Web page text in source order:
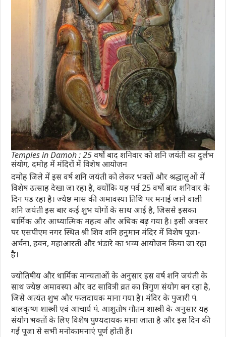
Temples in Damoh : 25 वर्षों बाद शनिवार को शनि जयंती का दुर्लभ
संयोग, दमोह में मंदिरों में विशेष आयोजन
दमोह जिले में इस वर्ष शनि जयंती को लेकर भक्तों और श्रद्धालुओं में
विशेष उत्साह देखा जा रहा है, क्योंकि यह पर्व 25 वर्षों बाद शनिवार के
दिन पड़ रहा है। ज्येष्ठ मास की अमावस्या तिथि पर मनाई जाने वाली
शनि जयंती इस बार कई शुभ योगों के साथ आई है, जिससे इसका
धार्मिक और आध्यात्मिक महत्व और अधिक बढ़ गया है। इसी अवसर
पर एसपीएम नगर स्थित श्री शिव शनि हनुमान मंदिर में विशेष पूजा-
अर्चना, हवन, महाआरती और भंडारे का भव्य आयोजन किया जा रहा
है।
ज्योतिषीय और धार्मिक मान्यताओं के अनुसार इस वर्ष शनि जयंती के
साथ ज्येष्ठ अमावस्या और वट सावित्री व्रत का त्रिगुण संयोग बन रहा है,
जिसे अत्यंत शुभ और फलदायक माना गया है। मंदिर के पुजारी पं.
बालकृष्ण शास्त्री एवं आचार्य पं. आशुतोष गौतम शास्त्री के अनुसार यह
संयोग भक्तों के लिए विशेष पुण्यदायक माना जाता है और इस दिन की
गई पूजा से सभी मनोकामनाएं पूर्ण होती हैं।